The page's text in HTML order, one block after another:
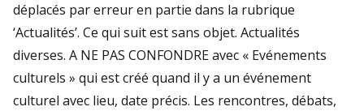
déplacés par erreur en partie dans la rubrique
‘Actualités’. Ce qui suit est sans objet. Actualités
diverses. A NE PAS CONFONDRE avec « Evénements
culturels » qui est créé quand il y a un événement
culturel avec lieu, date précis. Les rencontres, débats,